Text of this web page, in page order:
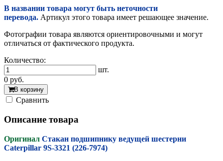
В названии товара могут быть неточности
перевода. Артикул этого товара имеет решающее значение.
Фотографии товара являются ориентировочными и могут
отличаться от фактического продукта.
Количество:
шт.
0 руб.
В корзину
Cравнить
Описание товара
Оригинал Стакан подшипнику ведущей шестерни
Caterpillar 9S-3321 (226-7974)